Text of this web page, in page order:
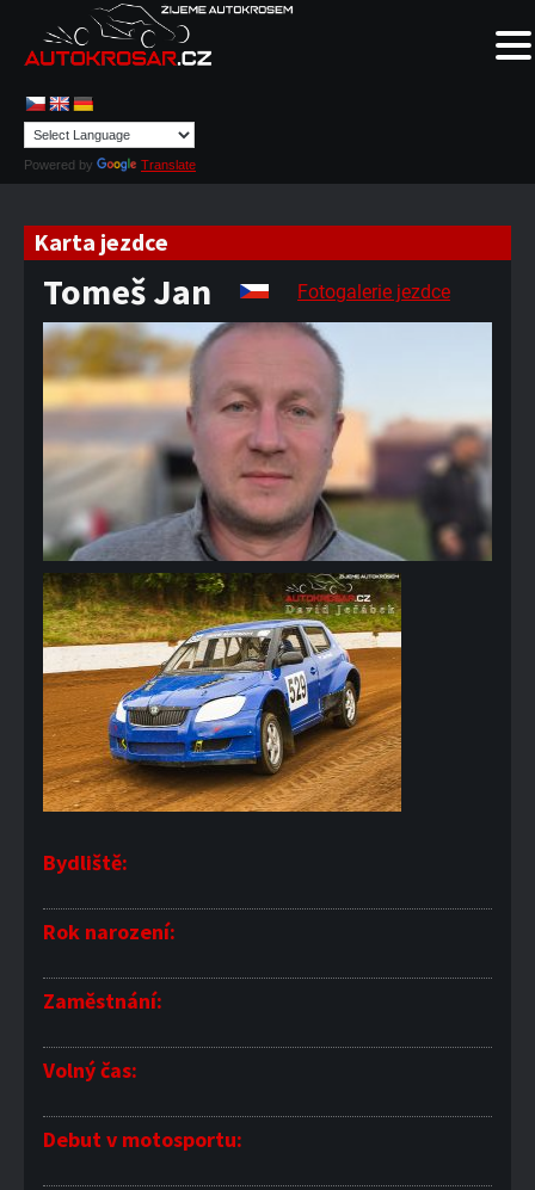
Powered by Translate
Karta jezdce
Tomeš Jan Fotogalerie jezdce
Bydliště:
Rok narození:
Zaměstnání:
Volný čas:
Debut v motosportu: